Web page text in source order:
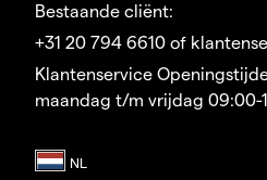
Bestaande cliënt:
+31 20 794 6610 of
Klantenservice
maandag t/m vrijdag 09:00-